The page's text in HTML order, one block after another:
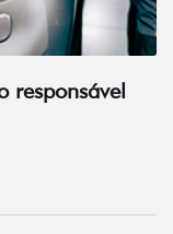
responsável